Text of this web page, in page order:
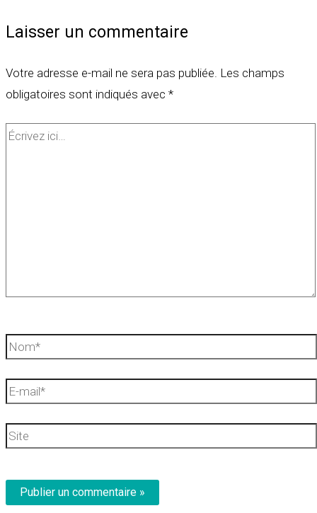
Laisser un commentaire
Votre adresse e-mail ne sera pas publiée. Les champs
obligatoires sont indiqués avec *
Écrivez
Nom*
E-
Site